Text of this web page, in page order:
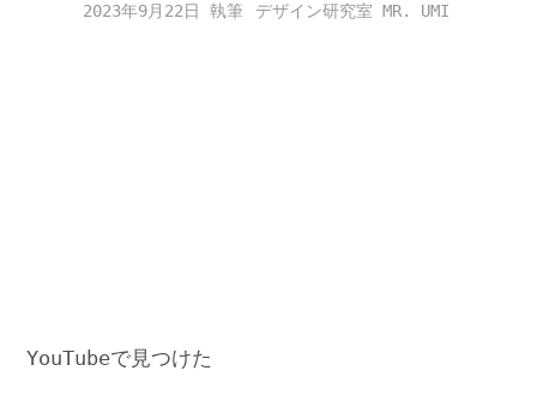
2023年9月22日 デザイン研究室 MR. UMI
YouTubeで見つけた